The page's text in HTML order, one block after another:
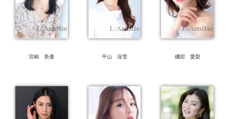
宮嶋 美優 平山 深雪 磯部 愛梨